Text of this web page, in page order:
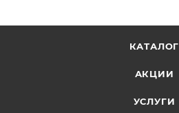
КАТАЛОГ
АКЦИИ
УСЛУГИ